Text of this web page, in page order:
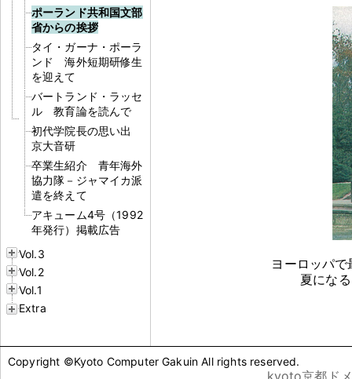
ポーランド共和国文部
省からの挨拶
タイ・ガーナ・ポーラ
ンド 海外短期研修生
を迎えて
バートランド・ラッセ
ル 教育論を読んで
初代学院長の思い出
京大音研
卒業生紹介 青年海外
協力隊－ジャマイカ派
遣を終えて
アキューム4号（1992
年発行）掲載広告
Vol.3
Vol.2
Vol.1
Extra
ヨーロッパ
夏にな
Copyright ©Kyoto Computer Gakuin All rights reserved.
.kyoto京都ド